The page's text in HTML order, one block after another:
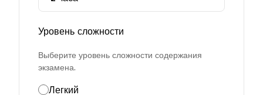
Уровень сложности
Выберите уровень сложности содержания
экзамена.
Легкий